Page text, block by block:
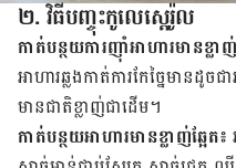
២. វិធី​បញ្ចុះ​កូលេស្តេរ៉ូល
កាត់​បន្ថយ​ការ​ញ៉ាំអាហារ​មាន​ខ្ល
អាហារ​​ឆ្លង​កាត់​ការ​កែ​ច្នៃ​មាន​ដូ
មាន​ជាតិ​ខ្លាញ់​ជា​ដើម​។
កាត់​បន្ថយ​អាហារមាន​ខ្លាញ់​ឆ្អែត៖​